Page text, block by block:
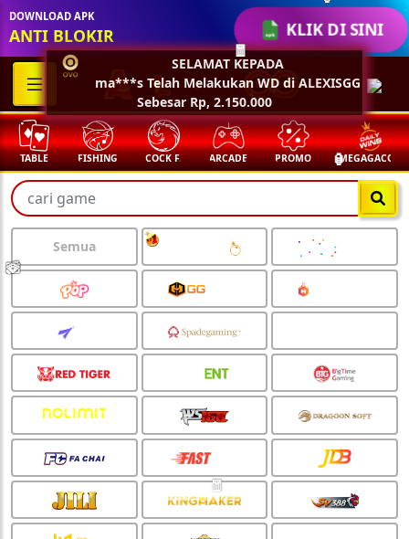
SELAMAT KEPADA
ma***s Telah Melakukan WD di ALEXISGG
Sebesar Rp, 2.150.000
🧧
🧧
🏮
🏮
💵
💵
💵
💵
🧨
🧨
🧨
🧨
🪭
🪭
🪭
🪭
KLIK DI SINI
DOWNLOAD APK
ANTI BLOKIR
TABLE FISHING COCK F. ARCADE PROMO MEGAGACOR
Semua